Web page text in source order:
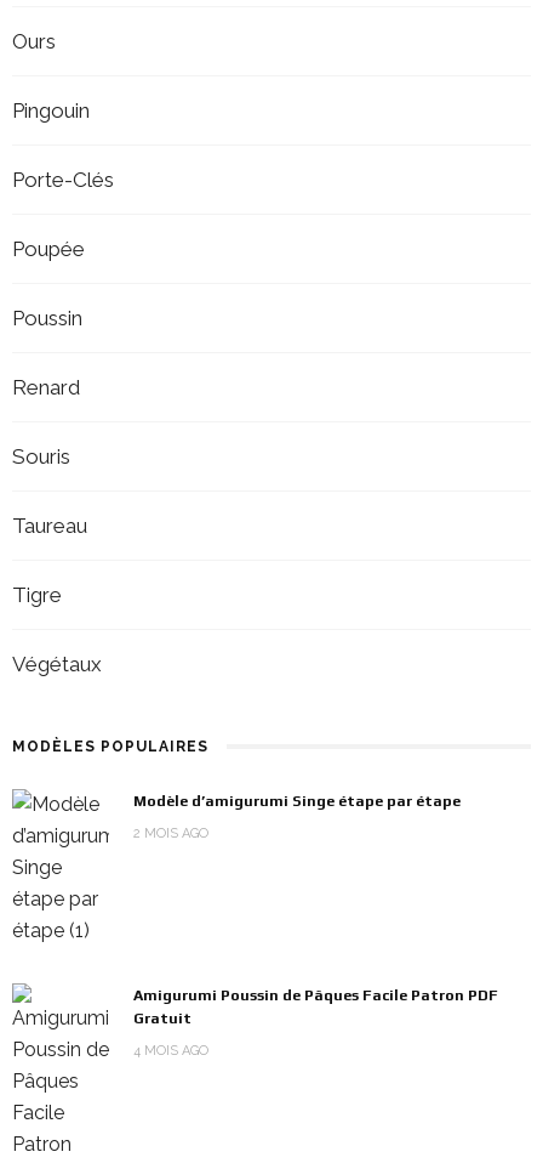
Ours
Pingouin
Porte-Clés
Poupée
Poussin
Renard
Souris
Taureau
Tigre
Végétaux
MODÈLES POPULAIRES
Modèle d’amigurumi Singe étape par étape
2 MOIS AGO
Amigurumi Poussin de Pâques Facile Patron PDF
Gratuit
4 MOIS AGO